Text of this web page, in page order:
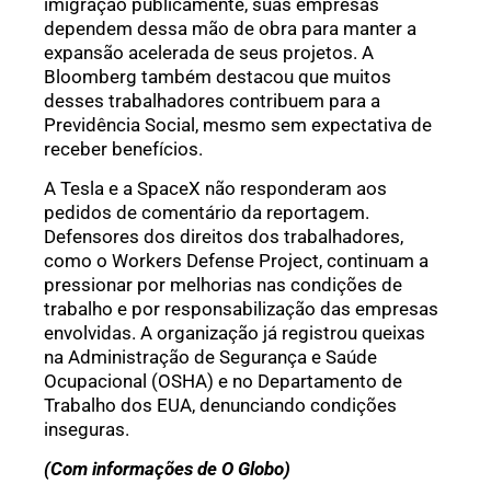
dependem dessa mão de obra para manter a
expansão acelerada de seus projetos. A
Bloomberg também destacou que muitos
desses trabalhadores contribuem para a
Previdência Social, mesmo sem expectativa de
receber benefícios.
A Tesla e a SpaceX não responderam aos
pedidos de comentário da reportagem.
Defensores dos direitos dos trabalhadores,
como o Workers Defense Project, continuam a
pressionar por melhorias nas condições de
trabalho e por responsabilização das empresas
envolvidas. A organização já registrou queixas
na Administração de Segurança e Saúde
Ocupacional (OSHA) e no Departamento de
Trabalho dos EUA, denunciando condições
inseguras.
(Com informações de O Globo)